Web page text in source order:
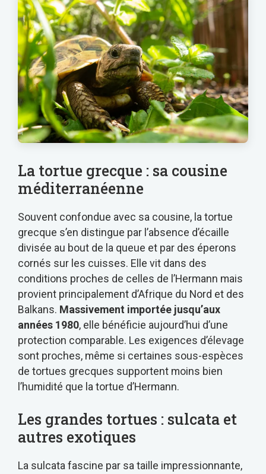
La tortue grecque : sa cousine
méditerranéenne
Souvent confondue avec sa cousine, la tortue
grecque s’en distingue par l’absence d’écaille
divisée au bout de la queue et par des éperons
cornés sur les cuisses. Elle vit dans des
conditions proches de celles de l’Hermann mais
provient principalement d’Afrique du Nord et des
Balkans. Massivement importée jusqu’aux
années 1980, elle bénéficie aujourd’hui d’une
protection comparable. Les exigences d’élevage
sont proches, même si certaines sous-espèces
de tortues grecques supportent moins bien
l’humidité que la tortue d’Hermann.
Les grandes tortues : sulcata et
autres exotiques
La sulcata fascine par sa taille impressionnante,